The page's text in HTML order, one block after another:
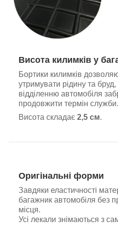
Висота килимків у
Бортики килимків
утримувати рідину та
відділенню автомобіля
продовжити термін служби.
Висота складає 2,5 см.
Оригінальні форми
Завдяки еластичності
багажник автомобіля без
місця.
Усі лекали знімаються з